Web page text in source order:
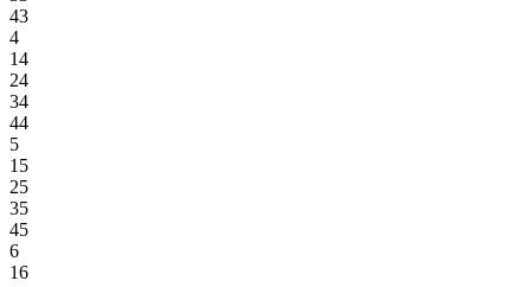
43
4
14
24
34
44
5
15
25
35
45
6
16